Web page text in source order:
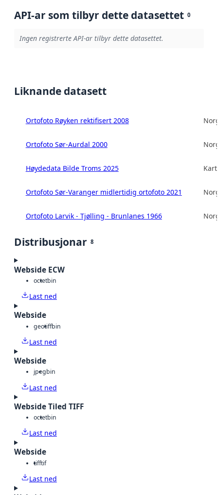
API-ar som tilbyr dette datasettet 0
Ingen registrerte API-ar tilbyr dette datasettet.
Liknande datasett
Ortofoto Røyken rektifisert 2008
Ortofoto Sør-Aurdal 2000
Høydedata Bilde Troms 2025
Ortofoto Sør-Varanger midlertidig ortofoto 2021
Ortofoto Larvik - Tjølling - Brunlanes 1966
Distribusjonar 8
Webside ECW
octetbin
Last ned
Webside
geotiffbin
Last ned
Webside
jpegbin
Last ned
Webside Tiled TIFF
octetbin
Last ned
Webside
tifftif
Last ned